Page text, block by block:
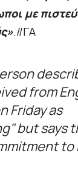
με
.//ΓΑ
from
Friday as
but says
to